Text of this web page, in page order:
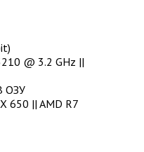
@ 3.2 GHz ||
ОЗУ
650 || AMD R7